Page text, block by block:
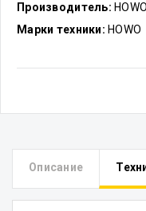
Производитель: HOWO
Марки техники: HOWO
Описание